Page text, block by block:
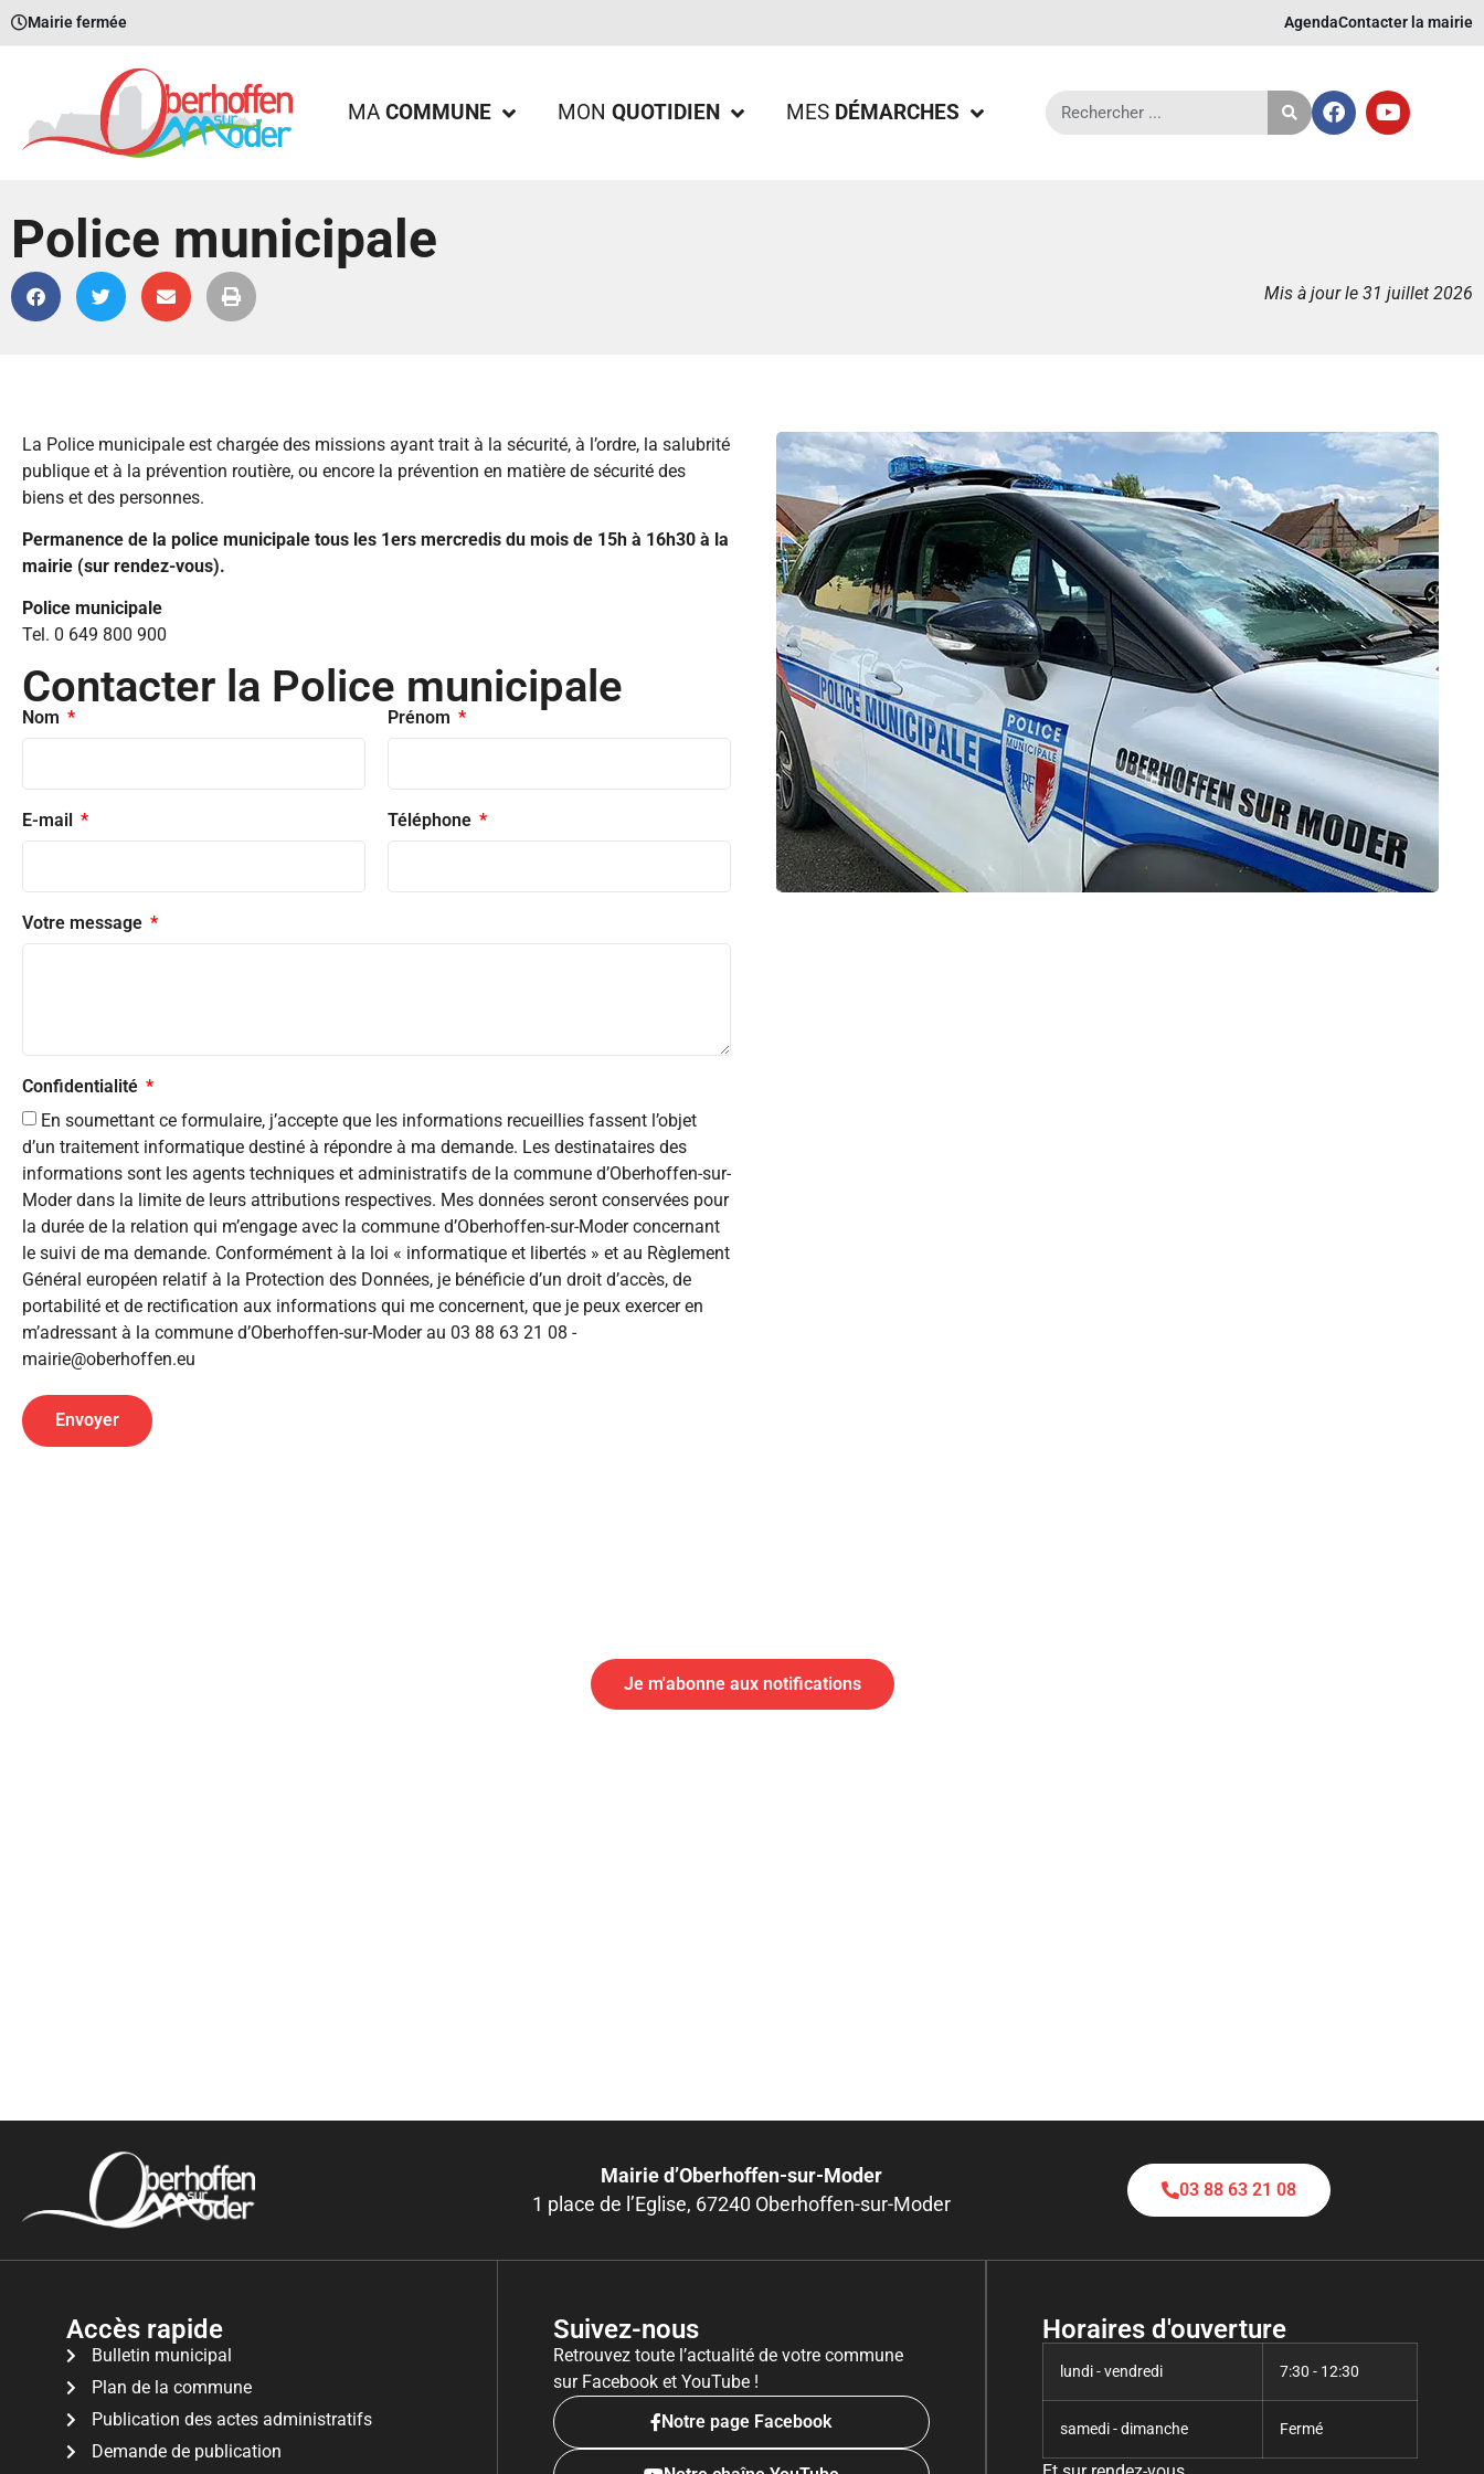
Mairie fermée AgendaContacter la mairie
MA COMMUNE MON QUOTIDIEN MES DÉMARCHES
Police municipale
Mis à jour le 31 juillet 2026
La Police municipale est chargée des missions ayant trait à la sécurité, à l’ordre, la salubrité
publique et à la prévention routière, ou encore la prévention en matière de sécurité des
biens et des personnes.
Permanence de la police municipale tous les 1ers mercredis du mois de 15h à 16h30 à la
mairie (sur rendez-vous).
Police municipale
Tel. 0 649 800 900
Contacter la Police municipale
Nom Prénom
E-mail Téléphone
Votre message
Confidentialité
En soumettant ce formulaire, j’accepte que les informations recueillies fassent l’objet
d’un traitement informatique destiné à répondre à ma demande. Les destinataires des
informations sont les agents techniques et administratifs de la commune d’Oberhoffen-sur-
Moder dans la limite de leurs attributions respectives. Mes données seront conservées pour
la durée de la relation qui m’engage avec la commune d’Oberhoffen-sur-Moder concernant
le suivi de ma demande. Conformément à la loi « informatique et libertés » et au Règlement
Général européen relatif à la Protection des Données, je bénéficie d’un droit d’accès, de
portabilité et de rectification aux informations qui me concernent, que je peux exercer en
m’adressant à la commune d’Oberhoffen-sur-Moder au 03 88 63 21 08 -
mairie@oberhoffen.eu
Envoyer
Je m'abonne aux notifications
Mairie d’Oberhoffen-sur-Moder
1 place de l’Eglise, 67240 Oberhoffen-sur-Moder
03 88 63 21 08
Accès rapide
Bulletin municipal
Plan de la commune
Publication des actes administratifs
Demande de publication
Suivez-nous
Retrouvez toute l’actualité de votre commune
sur Facebook et YouTube !
Notre page Facebook
Horaires d'ouverture
lundi - vendredi 7:30 - 12:30
samedi - dimanche Fermé